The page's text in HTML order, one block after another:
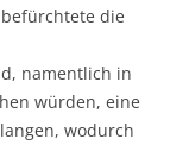
die
namentlich in
würden, eine
wodurch